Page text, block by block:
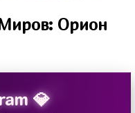
Орион
💎